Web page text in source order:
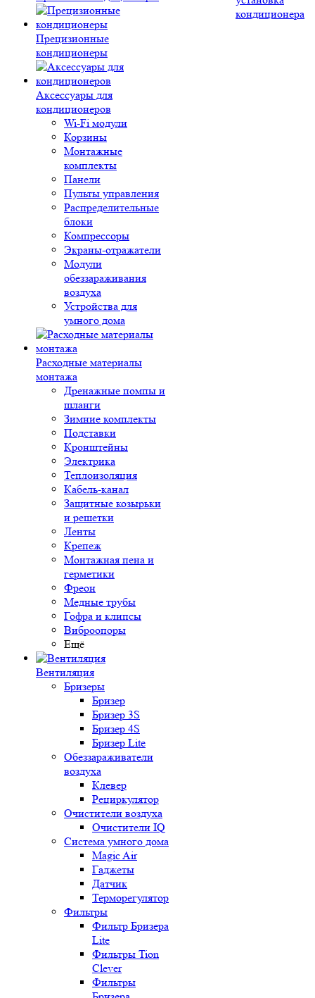
Прецизионные
кондиционеры
Аксессуары для
кондиционеров
Wi-Fi модули
Корзины
Монтажные
комплекты
Панели
Пульты управления
Распределительные
блоки
Компрессоры
Экраны-отражатели
Модули
обеззараживания
воздуха
Устройства для
умного дома
Расходные материалы
монтажа
Дренажные помпы и
шланги
Зимние комплекты
Подставки
Кронштейны
Электрика
Теплоизоляция
Кабель-канал
Защитные козырьки
и решетки
Ленты
Крепеж
Монтажная пена и
герметики
Фреон
Медные трубы
Гофра и клипсы
Виброопоры
Ещё
Вентиляция
Бризеры
Бризер
Бризер 3S
Бризер 4S
Бризер Lite
Обеззараживатели
воздуха
Клевер
Рециркулятор
Очистители воздуха
Очистители IQ
Система умного дома
Magic Air
Гаджеты
Датчик
Терморегулятор
Фильтры
Фильтр Бризера
Lite
Фильтры Tion
Clever
Фильтры
кондиционера